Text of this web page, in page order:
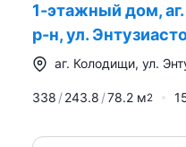
1-этажный дом,
р-н, ул.
аг. Колодищи, ул.
338 243.8 78.2 м2